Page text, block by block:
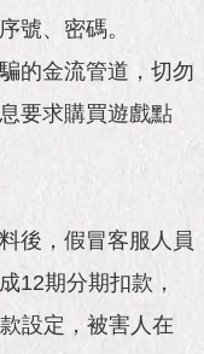
號、密碼。
的金流管道，切勿
要求購買遊戲點
後，假冒客服人員
12期分期扣款，
設定，被害人在